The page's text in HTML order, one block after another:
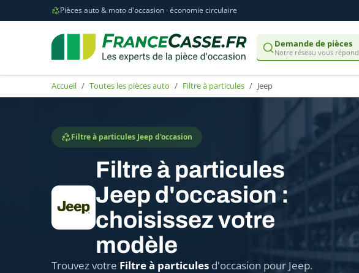
Pièces auto & moto d'occasion · économie circulaire
Demande de pièces
Notre réseau vous répond
Accueil Toutes les pièces auto Filtre à particules Jeep
Filtre à particules Jeep d'occasion
Filtre à particules
Jeep d'occasion :
choisissez votre
modèle
Trouvez votre Filtre à particules d'occasion pour Jeep.